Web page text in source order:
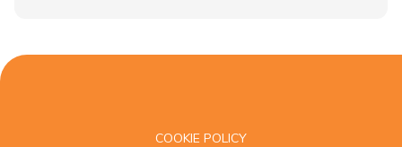
COOKIE POLICY